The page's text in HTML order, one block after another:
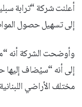
أعلنت شركة “ترابة
إلى تسهيل حصول
مختلف الأراضي